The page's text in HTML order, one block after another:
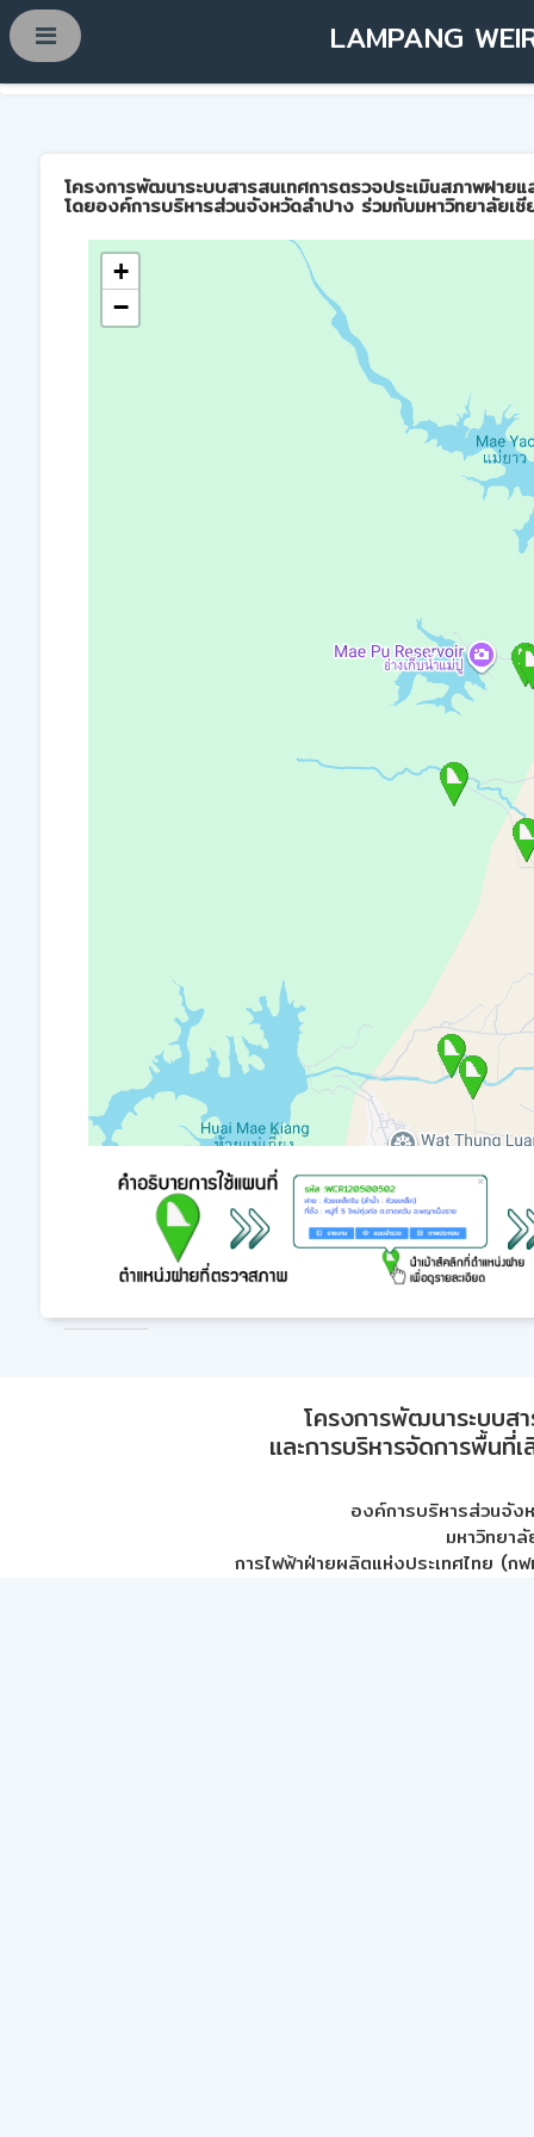
LAMPANG
โครงการพัฒนาระบบสารสนเทศการตรวจประเมินสภาพฝาย
โดยองค์การบริหารส่วนจังหวัดลำปาง ร่วมกับมหาวิทยาลัยเชี
+
−
โครงการพัฒนาระบบส
และการบริหารจัดการพื้นที่
องค์การบริหารส่วนจัง
มหาวิทยา
การไฟฟ้าฝ่ายผลิตแห่งประเทศไทย (กฟ